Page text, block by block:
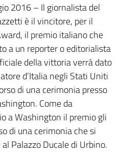
2016 – Il giornalista del
è il vincitore, per il
il premio italiano che
a un reporter o editorialista
della vittoria verrà dato
d’Italia negli Stati Uniti
di una cerimonia presso
Come da
a Washington il premio gli
di una cerimonia che si
Palazzo Ducale di Urbino.